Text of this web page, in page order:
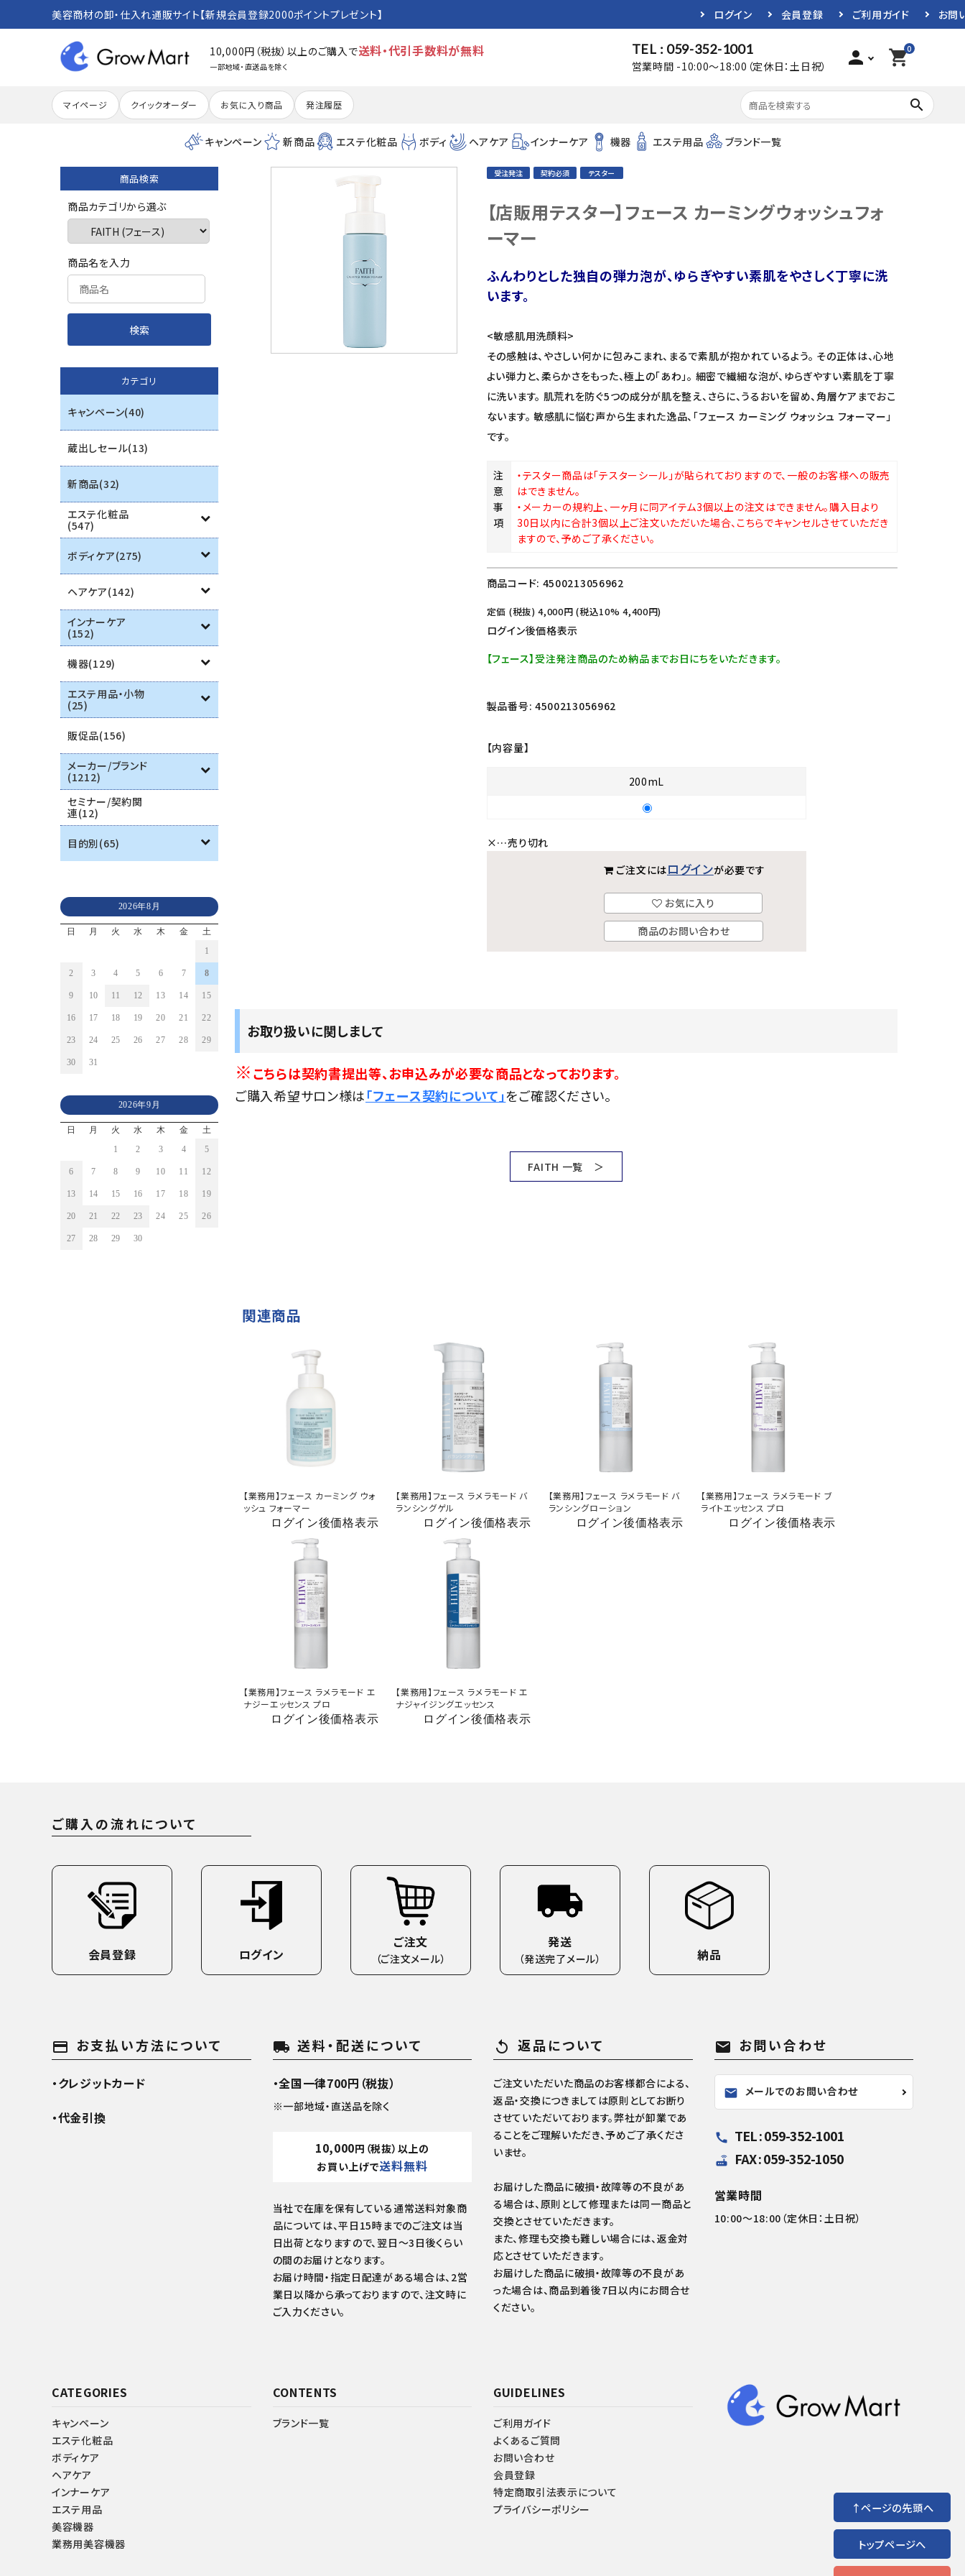
美容商材の卸・仕入れ通販サイト【新規会員登録2000ポイントプレゼント】 ログイン 会員登録 ご利用ガイド お問
10,000円（税抜）以上のご購入で送料・代引手数料が無料
一部地域・直送品を除く
TEL : 059-352-1001
営業時間 -10:00～18:00（定休日：土日祝） person 0
shopping_cart
マイページ クイックオーダー お気に入り商品 発注履歴 search
キャンペーン 新商品 エステ化粧品 ボディ ヘアケア インナーケア 機器 エステ用品 ブランド一覧
search
ACCOUNT MENU
カテゴリーから探す
エステ用品
ブランド一覧
ご利用ガイド
プライバシーポリシー
特定商取引法について
お問い合わせ
商品検索
商品カテゴリから選ぶ
商品名を入力
カテゴリ
キャンペーン(40)
蔵出しセール(13)
新商品(32)
エステ化粧品
(547)
ボディケア(275)
ヘアケア(142)
インナーケア
(152)
機器(129)
エステ用品・小物
(25)
販促品(156)
メーカー/ブランド
(1212)
セミナー/契約関
連(12)
目的別(65)
2026年8月
日 月 火 水 木 金
土
1
2 3 4 5 6 7 8
9 10 11 12 13 14 15
16 17 18 19 20 21 22
23 24 25 26 27 28 29
30 31
2026年9月
日 月 火 水 木 金
土
1
2 3 4 5
6 7 8 9 10 11 12
13 14 15 16 17 18 19
20 21 22 23 24 25 26
27 28 29 30
受注発注 契約必須 テスター
【店販用テスター】フェース カーミングウォッシュフォ
ーマー
ふんわりとした独自の弾力泡が、ゆらぎやすい素肌をやさしく丁寧に洗
います。
<敏感肌用洗顔料>
その感触は、やさしい何かに包みこまれ、まるで素肌が抱かれているよう。 その正体は、心地
よい弾力と、柔らかさをもった、極上の「あわ」。 細密で繊細な泡が、ゆらぎやすい素肌を丁寧
に洗います。 肌荒れを防ぐ5つの成分が肌を整え、さらに、うるおいを留め、角層ケアまでおこ
ないます。 敏感肌に悩む声から生まれた逸品、「フェース カーミング ウォッシュ フォーマー」
です。
注
意
事
項
・テスター商品は「テスターシール」が貼られておりますので、一般のお客様への販売
はできません。
・メーカーの規約上、一ヶ月に同アイテム3個以上の注文はできません。購入日より
30日以内に合計3個以上ご注文いただいた場合、こちらでキャンセルさせていただき
ますので、予めご了承ください。
商品コード: 4500213056962
定価 (税抜) 4,000円 (税込10%4,400円)
ログイン後価格表示
【フェース】受注発注商品のため納品までお日にちをいただきます。
製品番号: 4500213056962
【内容量】
200mL
×…売り切れ
ご注文にはログインが必要です
お気に入り
商品のお問い合わせ
お取り扱いに関しまして
※こちらは契約書提出等、お申込みが必要な商品となっております。
ご購入希望サロン様は「フェース契約について」をご確認ください。
FAITH 一覧 ＞
↑ページの先頭へ
トップページへ
関連商品
【業務用】フェース カーミング ウォ
ッシュ フォーマー
ログイン後価格表示
【業務用】フェース ラメラモード バ
ランシングゲル
ログイン後価格表示
【業務用】フェース ラメラモード バ
ランシングローション
ログイン後価格表示
【業務用】フェース ラメラモード ブ
ライトエッセンス プロ
ログイン後価格表示
【業務用】フェース ラメラモード エ
ナジーエッセンス プロ
ログイン後価格表示
【業務用】フェース ラメラモード エ
ナジャイジングエッセンス
ログイン後価格表示
ご購入の流れについて
会員登録 ログイン
ご注文
（ご注文メール）
発送
（発送完了メール） 納品
payment お支払い方法について
・クレジットカード
・代金引換
local_shipping 送料・配送について
・全国一律700円（税抜）
※一部地域・直送品を除く
10,000円（税抜）以上の
お買い上げで送料無料
当社で在庫を保有している通常送料対象商
品については、平日15時までのご注文は当
日出荷となりますので、翌日～3日後くらい
の間のお届けとなります。
お届け時間・指定日配達がある場合は、2営
業日以降から承っておりますので、注文時に
ご入力ください。
replay 返品について
ご注文いただいた商品のお客様都合による、
返品・交換につきましては原則としてお断り
させていただいております。弊社が卸業であ
ることをご理解いただき、予めご了承くださ
いませ。
お届けした商品に破損・故障等の不良があ
る場合は、原則として修理または同一商品と
交換とさせていただきます。
また、修理も交換も難しい場合には、返金対
応とさせていただきます。
お届けした商品に破損・故障等の不良があ
った場合は、商品到着後7日以内にお問合せ
ください。
mail お問い合わせ
mail メールでのお問い合わせ
call TEL : 059-352-1001
router FAX : 059-352-1050
営業時間
10:00～18:00（定休日：土日祝）
CATEGORIES
キャンペーン
エステ化粧品
ボディケア
ヘアケア
インナーケア
エステ用品
美容機器
業務用美容機器
CONTENTS
ブランド一覧
GUIDELINES
ご利用ガイド
よくあるご質問
お問い合わせ
会員登録
特定商取引法表示について
プライバシーポリシー